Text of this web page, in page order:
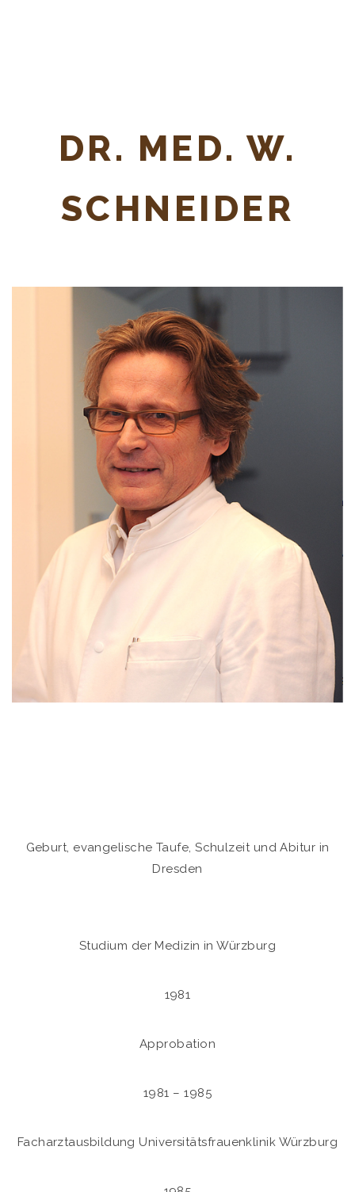
DR. MED. W.
SCHNEIDER
Geburt, evangelische Taufe, Schulzeit und Abitur in
Dresden
Studium der Medizin in Würzburg
1981
Approbation
1981 – 1985
Facharztausbildung Universitätsfrauenklinik Würzburg